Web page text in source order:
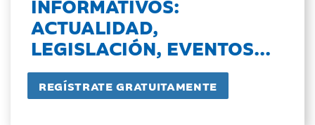
ACTUALIDAD,
LEGISLACIÓN, EVENTOS...